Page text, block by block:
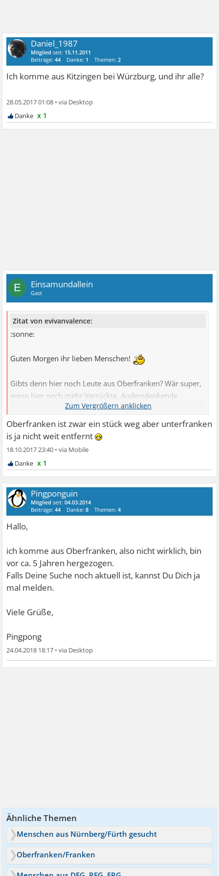
Daniel_1987
Mitglied seit: 15.11.2011
Beiträge:44 Danke: 1 Themen:2
Ich komme aus Kitzingen bei Würzburg, und ihr alle?
28.05.2017 01:08 •
x 1
E Einsamundallein
Gast
Zitat von evivanvalence:
:sonne:
Guten Morgen ihr lieben Menschen!
Gibts denn hier noch Leute aus Oberfranken? Wär super,
wenn hier noch mehr Verrückte, Andersdenkende
unterwegs wären.
.......
Oberfranken ist zwar ein stück weg aber unterfranken
is ja nicht weit entfernt
18.10.2017 23:40 •
x 1
Pingponguin
Mitglied seit:04.03.2014
Beiträge:44 Danke:8 Themen:4
Hallo,
ich komme aus Oberfranken, also nicht wirklich, bin
vor ca. 5 Jahren hergezogen.
Falls Deine Suche noch aktuell ist, kannst Du Dich ja
mal melden.
Viele Grüße,
Pingpong
24.04.2018 18:17 •
Ähnliche Themen
Menschen aus Nürnberg/Fürth gesucht
Oberfranken/Franken